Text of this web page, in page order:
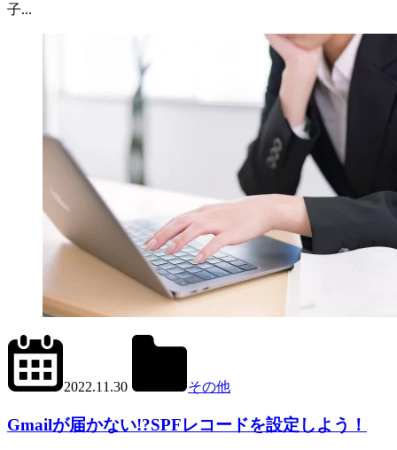
子...
2022.11.30 その他
Gmailが届かない!?SPFレコードを設定しよう！